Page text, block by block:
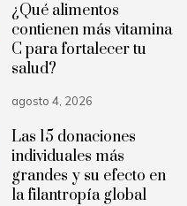
¿Qué alimentos
contienen más vitamina
C para fortalecer tu
salud?
agosto 4, 2026
Las 15 donaciones
individuales más
grandes y su efecto en
la filantropía global